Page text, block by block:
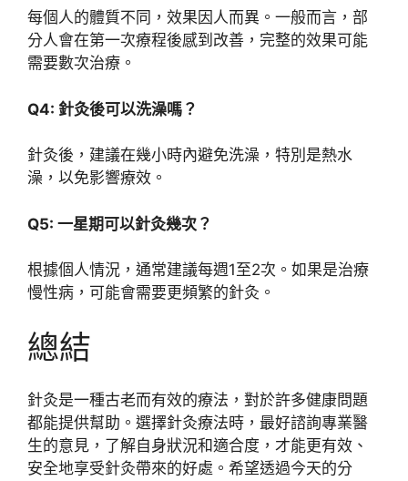
每個人的體質不同，效果因人而異。一般而言，部
分人會在第一次療程後感到改善，完整的效果可能
需要數次治療。
Q4: 針灸後可以洗澡嗎？
針灸後，建議在幾小時內避免洗澡，特別是熱水
澡，以免影響療效。
Q5: 一星期可以針灸幾次？
根據個人情況，通常建議每週1至2次。如果是治療
慢性病，可能會需要更頻繁的針灸。
總結
針灸是一種古老而有效的療法，對於許多健康問題
都能提供幫助。選擇針灸療法時，最好諮詢專業醫
生的意見，了解自身狀況和適合度，才能更有效、
安全地享受針灸帶來的好處。希望透過今天的分